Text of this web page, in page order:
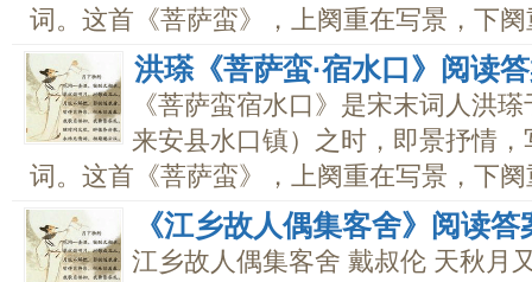
词。这首《菩萨蛮》，上阕重在写景，下
洪瑹《菩萨蛮·宿水口》阅读
《菩萨蛮宿水口》是宋末词人洪
来安县水口镇）之时，即景抒情
词。这首《菩萨蛮》，上阕重在写景，下
《江乡故人偶集客舍》阅读
江乡故人偶集客舍 戴叔伦 天秋月